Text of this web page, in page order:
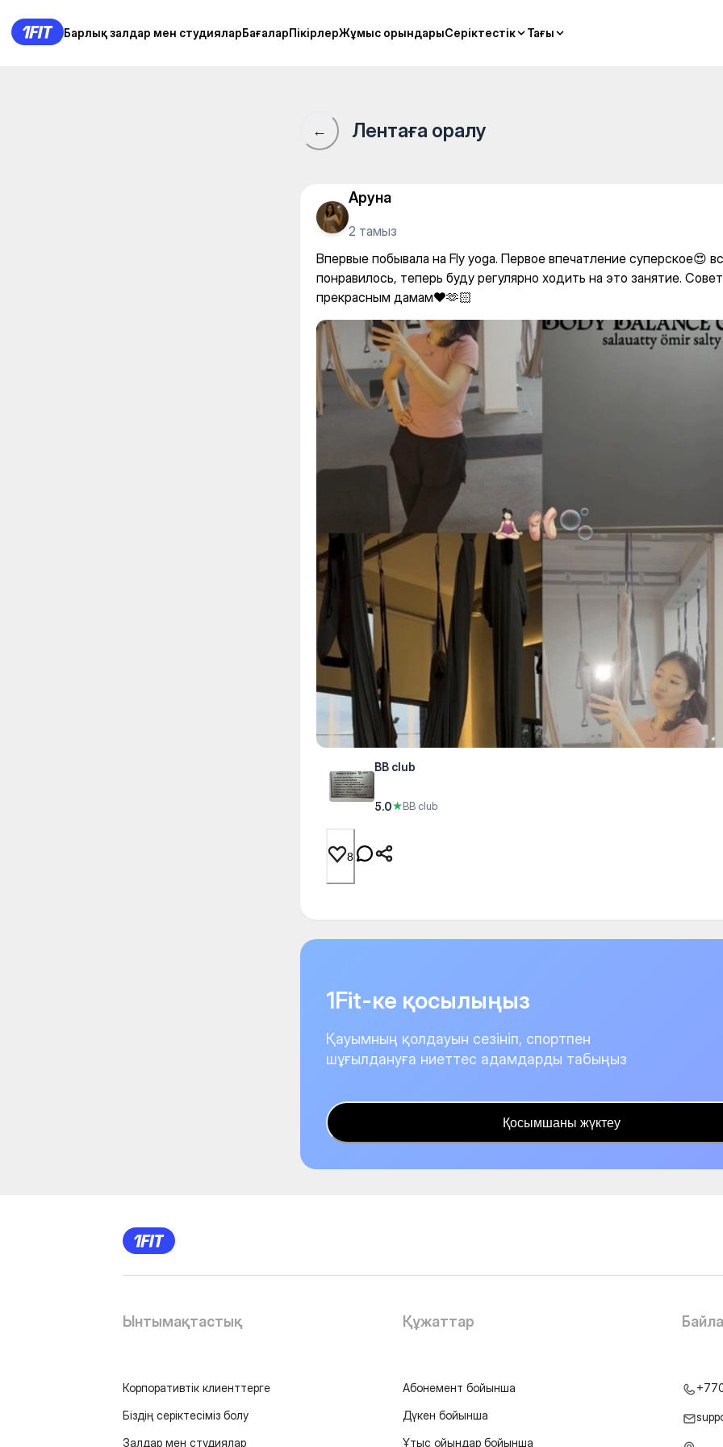
Барлық залдар мен студияларБағаларПікірлерЖұмыс орындарыСеріктестік Тағы
Барлық залдар мен студияларБағаларПікірлерЖұмыс орындарыСеріктестік Тағы
BB club — Fly yoga
← Лентаға оралу
Аруна
2 тамыз
Впервые побывала на Fly yoga. Первое впечатление суперское😍
понравилось, теперь буду регулярно ходить на это занятие.
прекрасным дамам❤️🫶🏻
BB club
5.0★BB club
8
1Fit-ке қосылыңыз
Қауымның қолдауын сезініп, спортпен
шұғылдануға ниеттес адамдарды табыңыз
Қосымшаны жүктеу
Ынтымақтастық
Корпоративтік клиенттерге
Біздің серіктесіміз болу
Залдар мен студиялар
Құжаттар
Абонемент бойынша
Дүкен бойынша
Ұтыс ойындар бойынша